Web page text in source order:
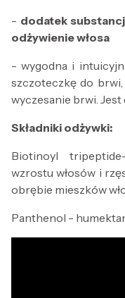
- dodatek
odżywienie włosa
- wygodna i
szczoteczkę do
wyczesanie brwi.
Składniki odżywki:
Biotinoyl
wzrostu włosów i
obrębie mieszków
Panthenol -